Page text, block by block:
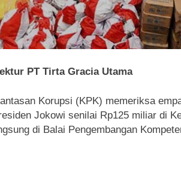
PT Tirta Gracia Utama
Korupsi (KPK) memeriksa
Jokowi senilai Rp125 miliar di
di Balai Pengembangan